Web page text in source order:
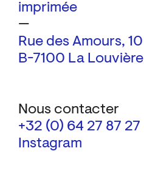
imprimée
—
Rue des Amours, 10
B-7100 La Louvière
Nous contacter
+32 (0) 64 27 87 27
Instagram